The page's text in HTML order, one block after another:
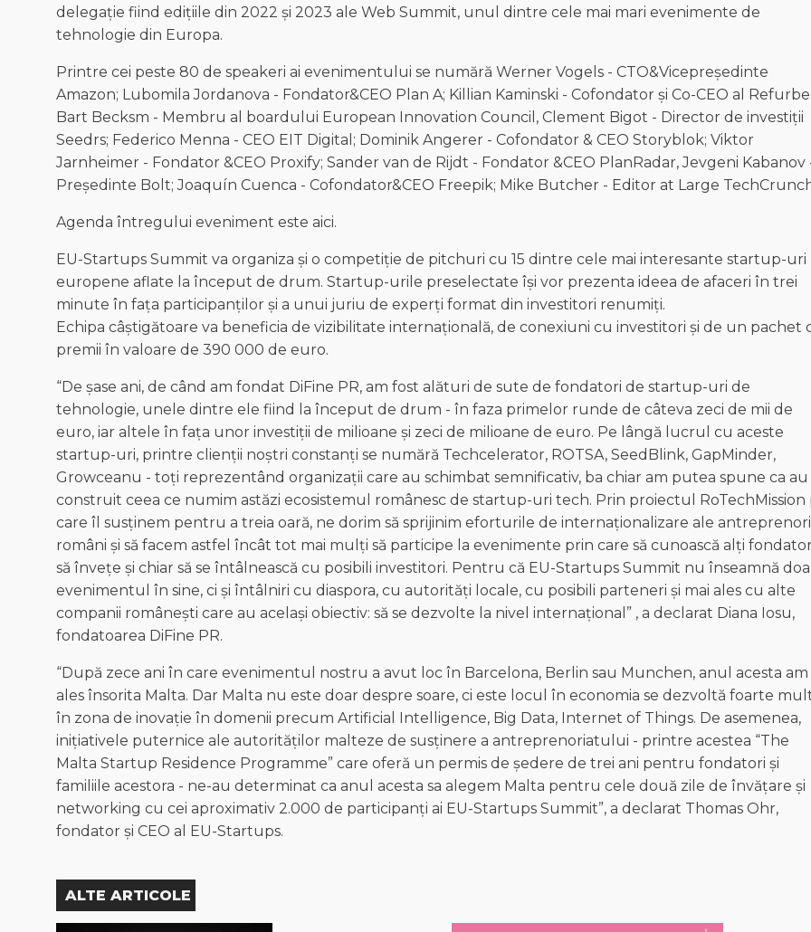
delegație fiind edițiile din 2022 și 2023 ale Web Summit, unul dintre cele mai mari evenimente de
tehnologie din Europa.
Printre cei peste 80 de speakeri ai evenimentului se numără Werner Vogels - CTO&Vicepreședinte
Amazon; Lubomila Jordanova - Fondator&CEO Plan A; Killian Kaminski - Cofondator și Co-CEO al
Bart Becksm - Membru al boardului European Innovation Council, Clement Bigot - Director de investiții
Seedrs; Federico Menna - CEO EIT Digital; Dominik Angerer - Cofondator & CEO Storyblok; Viktor
Jarnheimer - Fondator &CEO Proxify; Sander van de Rijdt - Fondator &CEO PlanRadar, Jevgeni Kabanov
Președinte Bolt; Joaquín Cuenca - Cofondator&CEO Freepik; Mike Butcher - Editor at Large
Agenda întregului eveniment este aici.
EU-Startups Summit va organiza și o competiție de pitchuri cu 15 dintre cele mai interesante startup-uri
europene aflate la început de drum. Startup-urile preselectate își vor prezenta ideea de afaceri în trei
minute în fața participanților și a unui juriu de experți format din investitori renumiți.
Echipa câștigătoare va beneficia de vizibilitate internațională, de conexiuni cu investitori și de un pachet
premii în valoare de 390 000 de euro.
“De șase ani, de când am fondat DiFine PR, am fost alături de sute de fondatori de startup-uri de
tehnologie, unele dintre ele fiind la început de drum - în faza primelor runde de câteva zeci de mii de
euro, iar altele în fața unor investiții de milioane și zeci de milioane de euro. Pe lângă lucrul cu aceste
startup-uri, printre clienții noștri constanți se numără Techcelerator, ROTSA, SeedBlink, GapMinder,
Growceanu - toți reprezentând organizații care au schimbat semnificativ, ba chiar am putea spune ca au
construit ceea ce numim astăzi ecosistemul românesc de startup-uri tech. Prin proiectul RoTechMission
care îl susținem pentru a treia oară, ne dorim să sprijinim eforturile de internaționalizare ale
români și să facem astfel încât tot mai mulți să participe la evenimente prin care să cunoască alți
să învețe și chiar să se întâlnească cu posibili investitori. Pentru că EU-Startups Summit nu înseamnă
evenimentul în sine, ci și întâlniri cu diaspora, cu autorități locale, cu posibili parteneri și mai ales cu alte
companii românești care au același obiectiv: să se dezvolte la nivel internațional” , a declarat Diana Iosu,
fondatoarea DiFine PR.
“După zece ani în care evenimentul nostru a avut loc în Barcelona, Berlin sau Munchen, anul acesta am
ales însorita Malta. Dar Malta nu este doar despre soare, ci este locul în economia se dezvoltă foarte
în zona de inovație în domenii precum Artificial Intelligence, Big Data, Internet of Things. De asemenea,
inițiativele puternice ale autorităților malteze de susținere a antreprenoriatului - printre acestea “The
Malta Startup Residence Programme” care oferă un permis de ședere de trei ani pentru fondatori și
familiile acestora - ne-au determinat ca anul acesta sa alegem Malta pentru cele două zile de învățare și
networking cu cei aproximativ 2.000 de participanți ai EU-Startups Summit”, a declarat Thomas Ohr,
fondator și CEO al EU-Startups.
ALTE ARTICOLE